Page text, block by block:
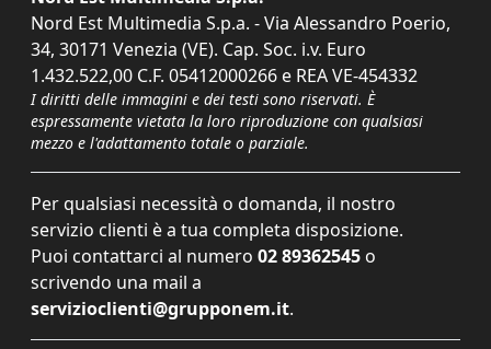
Nord Est Multimedia S.p.a. - Via Alessandro Poerio,
34, 30171 Venezia (VE). Cap. Soc. i.v. Euro
1.432.522,00 C.F. 05412000266 e REA VE-454332
I diritti delle immagini e dei testi sono riservati. È
espressamente vietata la loro riproduzione con qualsiasi
mezzo e l'adattamento totale o parziale.
Per qualsiasi necessità o domanda, il nostro
servizio clienti è a tua completa disposizione.
Puoi contattarci al numero 02 89362545 o
scrivendo una mail a
servizioclienti@grupponem.it.